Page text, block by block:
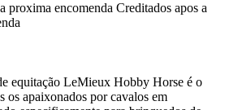
proxima encomenda Creditados apos a
equitação LeMieux Hobby Horse é o
os apaixonados por cavalos em